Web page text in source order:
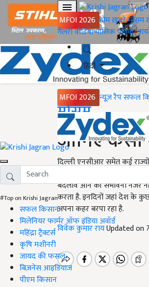
MFOI 2026 होमख़बरेंमौसम
गैलरीवीडियोमासिक पत्रिका
हिंदी
MFOI 2026 न्यूज़ रैपसफल
#Top on Krishi Jagran
सफल किसान
मिलेनियर फार्मर ऑफ इंडिया अवॉर्ड
महिंद्रा ट्रैक्टर्स
कृषि मशीनरी
जायद की फसल
बिज़नेस आइडियाज
पीएम किसान
Home
मौसम
जानिए
दिल्ली एनसीआर समेत कई
बदलाव आने की संभावना नजर
करता है. इनदिनों जहां देश के
अपना कहर बरपा रहा है.
विवेक कुमार रायUpdated on